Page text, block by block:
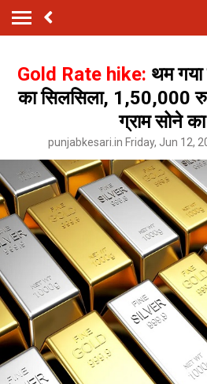
Gold Rate hike: थम गया
का सिलसिला, 1,50,000
ग्राम सोने
punjabkesari.in Friday, Jun 12,